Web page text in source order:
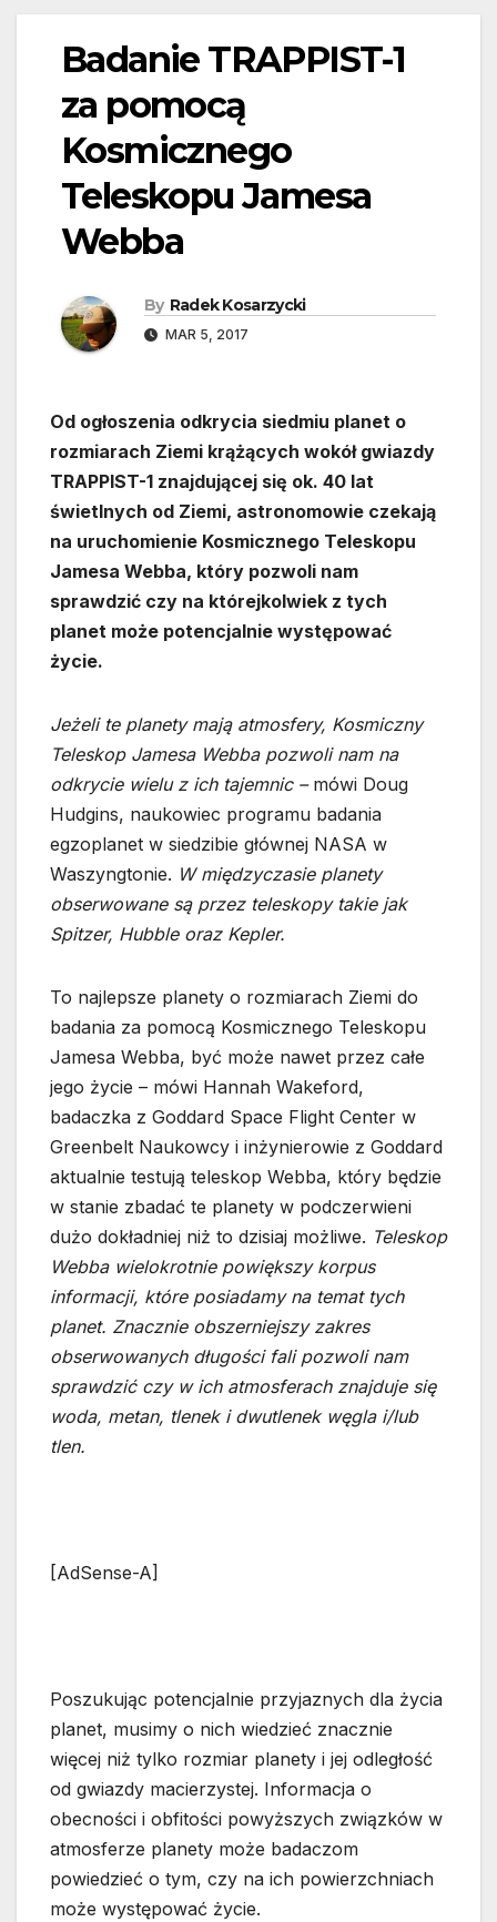
Badanie TRAPPIST-1
za pomocą
Kosmicznego
Teleskopu Jamesa
Webba
By Radek Kosarzycki
MAR 5, 2017
Od ogłoszenia odkrycia siedmiu planet o
rozmiarach Ziemi krążących wokół gwiazdy
TRAPPIST-1 znajdującej się ok. 40 lat
świetlnych od Ziemi, astronomowie czekają
na uruchomienie Kosmicznego Teleskopu
Jamesa Webba, który pozwoli nam
sprawdzić czy na którejkolwiek z tych
planet może potencjalnie występować
życie.
Jeżeli te planety mają atmosfery, Kosmiczny
Teleskop Jamesa Webba pozwoli nam na
odkrycie wielu z ich tajemnic – mówi Doug
Hudgins, naukowiec programu badania
egzoplanet w siedzibie głównej NASA w
Waszyngtonie. W międzyczasie planety
obserwowane są przez teleskopy takie jak
Spitzer, Hubble oraz Kepler.
To najlepsze planety o rozmiarach Ziemi do
badania za pomocą Kosmicznego Teleskopu
Jamesa Webba, być może nawet przez całe
jego życie – mówi Hannah Wakeford,
badaczka z Goddard Space Flight Center w
Greenbelt Naukowcy i inżynierowie z Goddard
aktualnie testują teleskop Webba, który będzie
w stanie zbadać te planety w podczerwieni
dużo dokładniej niż to dzisiaj możliwe. Teleskop
Webba wielokrotnie powiększy korpus
informacji, które posiadamy na temat tych
planet. Znacznie obszerniejszy zakres
obserwowanych długości fali pozwoli nam
sprawdzić czy w ich atmosferach znajduje się
woda, metan, tlenek i dwutlenek węgla i/lub
tlen.
[AdSense-A]
Poszukując potencjalnie przyjaznych dla życia
planet, musimy o nich wiedzieć znacznie
więcej niż tylko rozmiar planety i jej odległość
od gwiazdy macierzystej. Informacja o
obecności i obfitości powyższych związków w
atmosferze planety może badaczom
powiedzieć o tym, czy na ich powierzchniach
może występować życie.